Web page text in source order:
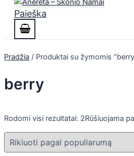
Paieška
Pradžia / Produktai su žymomis
berry
Rodomi visi rezultatai: 2Rūšiuojama